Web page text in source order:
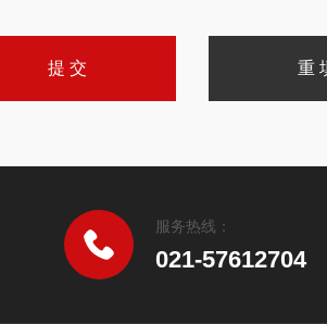
服务热线：
021-57612704